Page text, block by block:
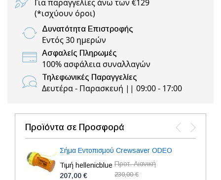
Για παραγγελίες άνω των €129
(*ισχύουν όροι)
Δυνατότητα Επιστροφής
Εντός 30 ημερών
Ασφαλείς Πληρωμές
100% ασφάλεια συναλλαγών
Τηλεφωνικές Παραγγελίες
Δευτέρα - Παρασκευή || 09:00 - 17:00
Προϊόντα σε Προσφορά
Σήμα Εντοπισμού Crewsaver ODEO
Τιμή hellenicblue
207,00 €
Προτ. Λιανική
230,00 €